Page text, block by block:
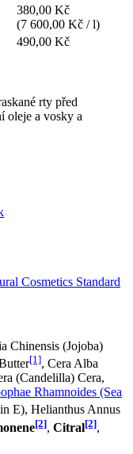
380,00 Kč
(7 600,00 Kč / l)
490,00 Kč
rty před
oleje a vosky a
Cosmetics Standard
Chinensis (Jojoba)
[1], Cera Alba
(Candelilla) Cera,
Rhamnoides (Sea
E), Helianthus Annus
[2], Citral[2],